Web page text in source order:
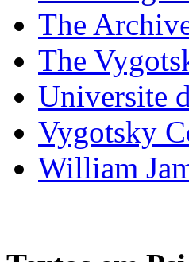
The
The
Universite
Vygotsky
William